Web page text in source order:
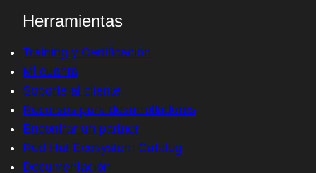
Herramientas
Training y Certificación
Mi cuenta
Soporte al cliente
Recursos para desarrolladores
Encontrar un partner
Red Hat Ecosystem Catalog
Documentación